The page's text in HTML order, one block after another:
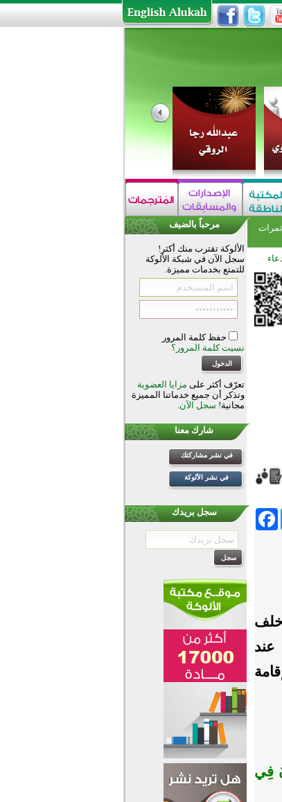
Facebook
خلف
عند
فِي
مرحباً بالضيف
الألوكة تقترب منك أكثر!
سجل الآن في شبكة الألوكة
للتمتع بخدمات مميزة.
حفظ كلمة المرور
نسيت كلمة المرور؟
تعرّف أكثر على مزايا العضوية
وتذكر أن جميع خدماتنا المميزة
مجانية! سجل الآن.
شارك معنا
في نشر مشاركتك
في نشر الألوكة
سجل بريدك